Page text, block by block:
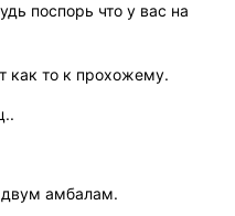
поспорь что у вас на
как то к прохожему.
двум амбалам.